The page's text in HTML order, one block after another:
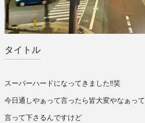
タイトル
スーパーハードになってきました‼︎笑
今日通しやぁって言ったら皆大変やなぁって
言って下さるんですけど